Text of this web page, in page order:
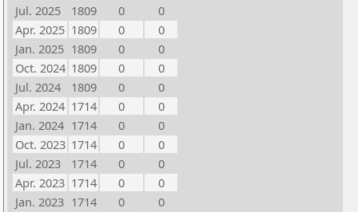
Jul. 2025
1809 0
0
Apr. 2025 1809 0
0
Jan. 2025 1809 0
0
Oct. 2024 1809 0
0
Jul. 2024
1809 0
0
Apr. 2024 1714 0
0
Jan. 2024 1714 0
0
Oct. 2023 1714 0
0
Jul. 2023
1714 0
0
Apr. 2023 1714 0
0
Jan. 2023 1714 0
0